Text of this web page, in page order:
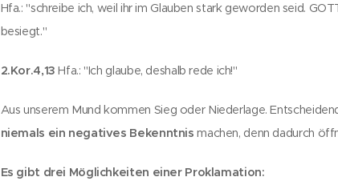
Hfa.: "schreibe ich, weil ihr im Glauben stark geworden seid.
besiegt."
2.Kor.4,13 Hfa.: "Ich glaube, deshalb rede ich!"
Aus unserem Mund kommen Sieg oder Niederlage.
niemals ein negatives Bekenntnismachen, denn dadurch
Es gibt drei Möglichkeiten einer Proklamation: